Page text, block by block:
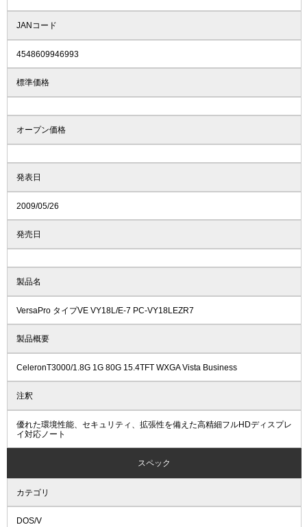
JANコード
4548609946993
標準価格
オープン価格
発表日
2009/05/26
発売日
製品名
VersaPro タイプVE VY18L/E-7 PC-VY18LEZR7
製品概要
CeleronT3000/1.8G 1G 80G 15.4TFT WXGA Vista Business
注釈
優れた環境性能、セキュリティ、拡張性を備えた高精細フルHDディスプレ
イ対応ノート
スペック
カテゴリ
DOS/V